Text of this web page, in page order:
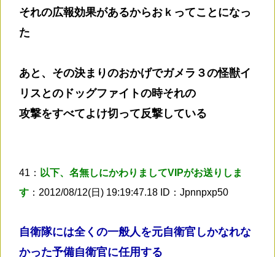
それの広報効果があるからおｋってことになっ
た
あと、その決まりのおかげでガメラ３の怪獣イ
リスとのドッグファイトの時それの
攻撃をすべてよけ切って反撃している
41： 以下、名無しにかわりましてVIPがお送りしま
す ：2012/08/12(日) 19:19:47.18 ID：Jpnnpxp50
自衛隊には全くの一般人を元自衛官しかなれな
かった予備自衛官に任用する